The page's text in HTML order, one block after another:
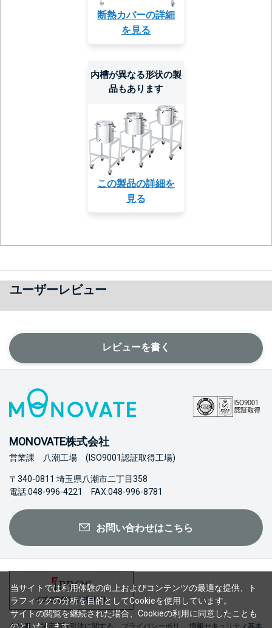
断熱カバーの詳細
を見る
内槽が異なる形状の製
品もあります
この製品の詳細を
見る
ユーザーレビュー
レビューを書く
MONOVATE株式会社
営業課 八潮工場 (ISO9001認証取得工場)
〒340-0811 埼玉県八潮市二丁目358
電話:048-996-4221 FAX:048-996-8781
お問い合わせはこちら
会社概 特定商取引法に関する プライバシーポリ 情報セキュリティ基本
当サイトでは利用体験の向上およびコンテンツの最適な提供、ト
ラフィックの分析を目的としてCookieを使用しています。
サイトの閲覧を継続された場合、Cookieの利用に同意したことも